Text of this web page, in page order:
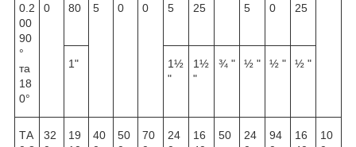
0.2
00
90
°
та
18
0°
0
80
5
0
0
5
25
5
0
25
1"
1½
"
1½
"
¾ " ½ " ½ " ½ "
ТА
32
19
40
50
70
24
16
50
24
94
16
10